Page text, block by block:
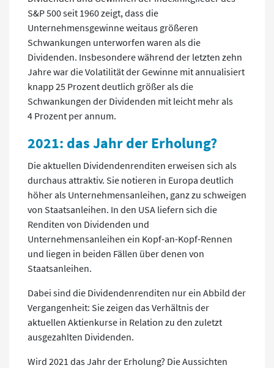
S&P 500 seit 1960 zeigt, dass die
Unternehmensgewinne weitaus größeren
Schwankungen unterworfen waren als die
Dividenden. Insbesondere während der letzten zehn
Jahre war die Volatilität der Gewinne mit annualisiert
knapp 25 Prozent deutlich größer als die
Schwankungen der Dividenden mit leicht mehr als
4 Prozent per annum.
2021: das Jahr der Erholung?
Die aktuellen Dividendenrenditen erweisen sich als
durchaus attraktiv. Sie notieren in Europa deutlich
höher als Unternehmensanleihen, ganz zu schweigen
von Staatsanleihen. In den USA liefern sich die
Renditen von Dividenden und
Unternehmensanleihen ein Kopf-an-Kopf-Rennen
und liegen in beiden Fällen über denen von
Staatsanleihen.
Dabei sind die Dividendenrenditen nur ein Abbild der
Vergangenheit: Sie zeigen das Verhältnis der
aktuellen Aktienkurse in Relation zu den zuletzt
ausgezahlten Dividenden.
Wird 2021 das Jahr der Erholung? Die Aussichten